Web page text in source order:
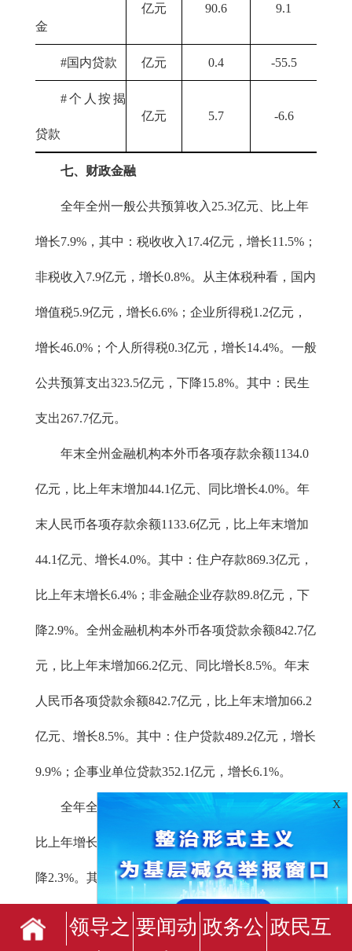
金
亿元 90.6 9.1
#国内贷款 亿元 0.4 -55.5
#个人按揭
贷款
亿元 5.7 -6.6
七、财政金融
全年全州一般公共预算收入25.3亿元、比上年
增长7.9%，其中：税收收入17.4亿元，增长11.5%；
非税收入7.9亿元，增长0.8%。从主体税种看，国内
增值税5.9亿元，增长6.6%；企业所得税1.2亿元，
增长46.0%；个人所得税0.3亿元，增长14.4%。一般
公共预算支出323.5亿元，下降15.8%。其中：民生
支出267.7亿元。
年末全州金融机构本外币各项存款余额1134.0
亿元，比上年末增加44.1亿元、同比增长4.0%。年
末人民币各项存款余额1133.6亿元，比上年末增加
44.1亿元、增长4.0%。其中：住户存款869.3亿元，
比上年末增长6.4%；非金融企业存款89.8亿元，下
降2.9%。全州金融机构本外币各项贷款余额842.7亿
元，比上年末增加66.2亿元、同比增长8.5%。年末
人民币各项贷款余额842.7亿元，比上年末增加66.2
亿元、增长8.5%。其中：住户贷款489.2亿元，增长
9.9%；企事业单位贷款352.1亿元，增长6.1%。
全年全州保险公司原保险保费收入16.3亿元，
比上年增长1.3%；支付各类赔款及给付9.1亿元，下
降2.3%。其中：财产险保费收入10.1亿元、增长
0.6%，支付各类赔款及给付7.0亿元、下降5.6%；人
身险保费收入6.2亿元、增长3.6%，人身险赔款及给
领导之 要闻动 政务公 政民互
X